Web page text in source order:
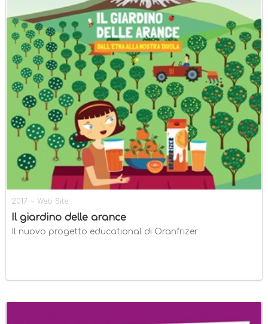
2017 - Web Site
Il giardino delle arance
Il nuovo progetto educational di Oranfrizer